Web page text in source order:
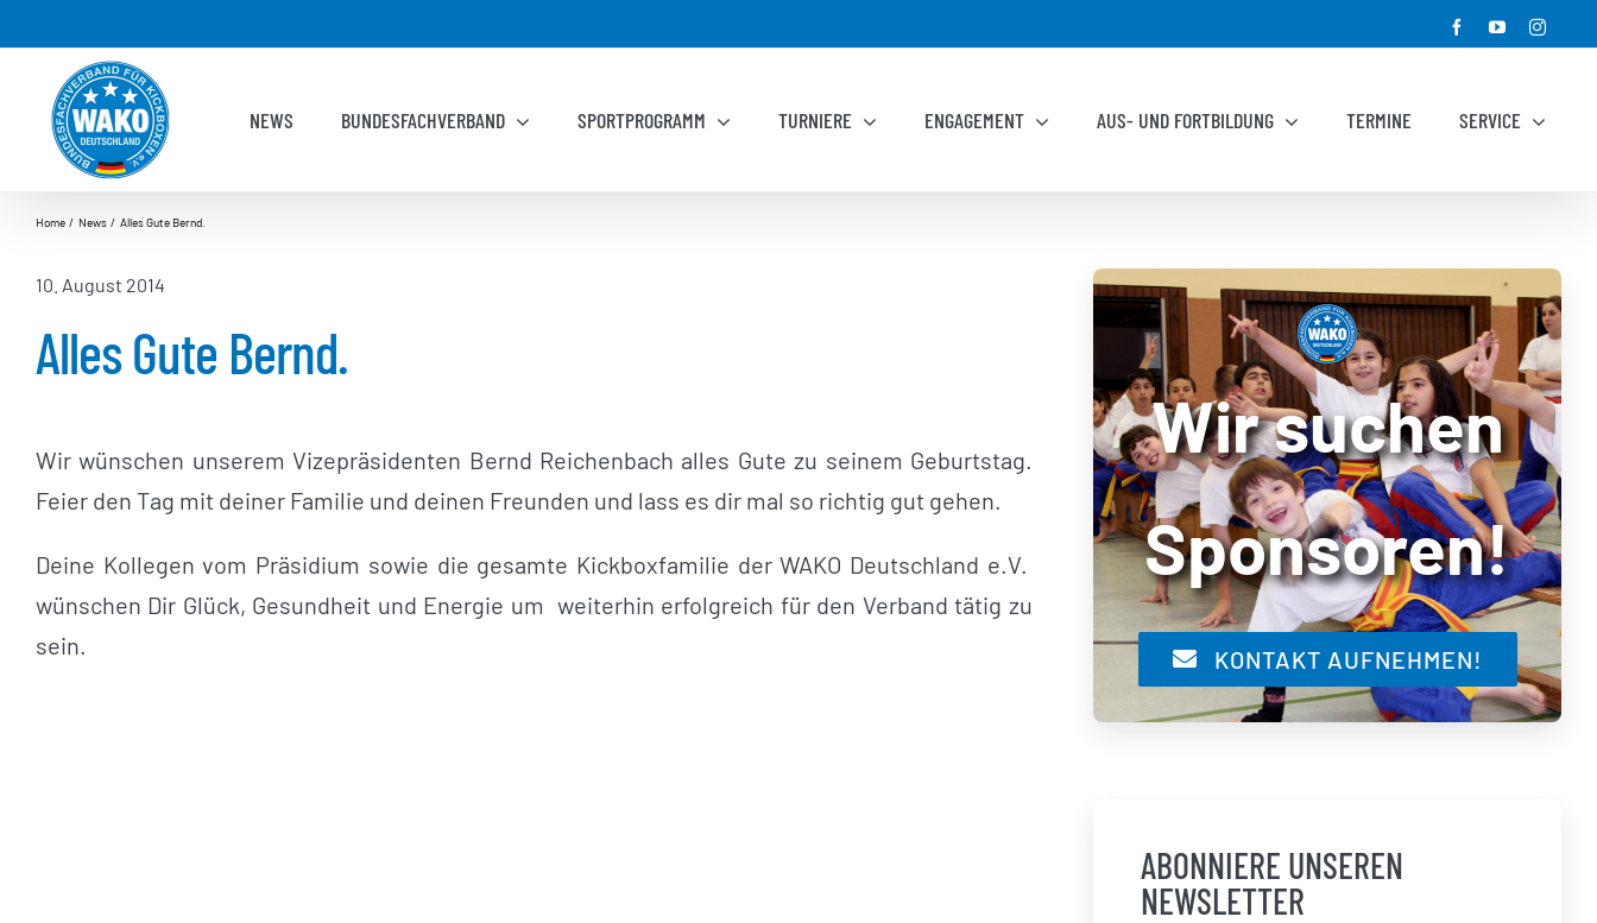
springen
FacebookYouTube
NEWS BUNDESFACHVERBAND SPORTPROGRAMM TURNIERE ENGAGEMENT AUS- UND FORTBILDUNG TERMINE SERVICE
Home News Alles Gute Bernd.
10. August 2014
Alles Gute Bernd.
Wir wünschen unserem Vizepräsidenten Bernd Reichenbach alles Gute zu seinem Geburtstag.
Feier den Tag mit deiner Familie und deinen Freunden und lass es dir mal so richtig gut gehen.
Deine Kollegen vom Präsidium sowie die gesamte Kickboxfamilie der WAKO Deutschland e.V.
wünschen Dir Glück, Gesundheit und Energie um weiterhin erfolgreich für den Verband tätig zu
sein.
Wir suchen
Sponsoren!
KONTAKT AUFNEHMEN!
ABONNIERE UNSEREN
NEWSLETTER